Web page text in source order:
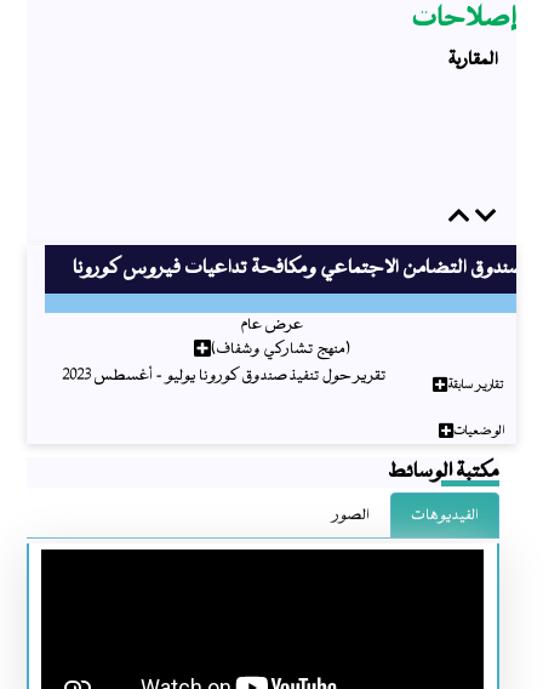
إصلاحات
المقاربة
Previous
صندوق التضامن الاجتماعي ومكافحة تداعيات فيروس كورونا
عرض عام
(منهج تشاركي وشفاف)
تقارير سابقة تقرير حول تنفيذ صندوق كورونا يوليو - أغسطس 2023
الوضعيات
مكتبة الوسائط
الفيديوهات الصور